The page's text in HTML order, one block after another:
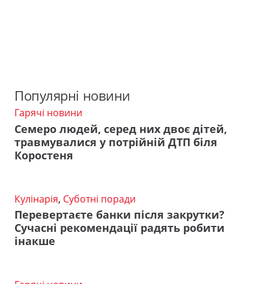
Популярні новини
Гарячі новини
Семеро людей, серед них двоє дітей,
травмувалися у потрійній ДТП біля
Коростеня
Кулінарія, Суботні поради
Перевертаєте банки після закрутки?
Сучасні рекомендації радять робити
інакше